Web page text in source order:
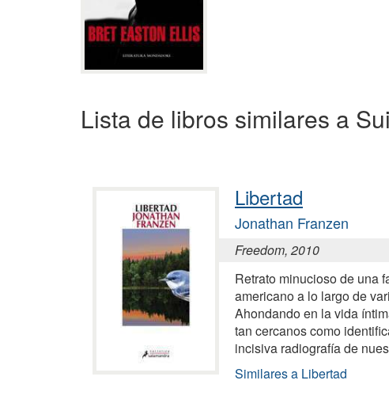
Lista de libros similares a
Libertad
Jonathan Franzen
Freedom, 2010
Retrato minucioso de una
americano a lo largo de
Ahondando en la vida
tan cercanos como
incisiva radiografía de
Similares a Libertad